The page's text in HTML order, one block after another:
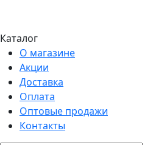
Каталог
О магазине
Акции
Доставка
Оплата
Оптовые продажи
Контакты